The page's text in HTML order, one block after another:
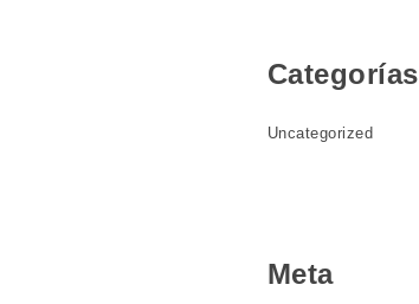
Categorías
Uncategorized
Meta